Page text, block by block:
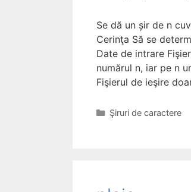
Se dă un șir de n
Cerinţa Să se
Date de intrare
numărul n, iar pe n
Fişierul de ieşire
Categories
Şiruri de caractere